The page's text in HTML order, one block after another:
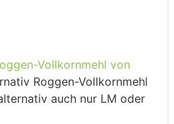
Vollkornmehl von
Roggen-Vollkornmehl
auch nur LM oder